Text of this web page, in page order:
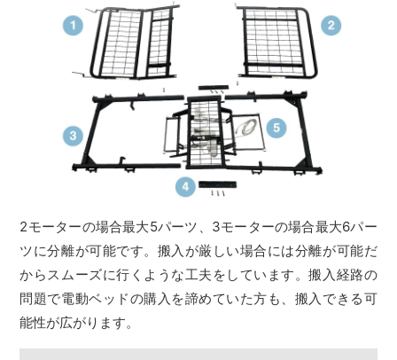
2モーターの場合最大5パーツ、3モーターの場合最大6パー
ツに分離が可能です。搬入が厳しい場合には分離が可能だ
からスムーズに行くような工夫をしています。搬入経路の
問題で電動ベッドの購入を諦めていた方も、搬入できる可
能性が広がります。